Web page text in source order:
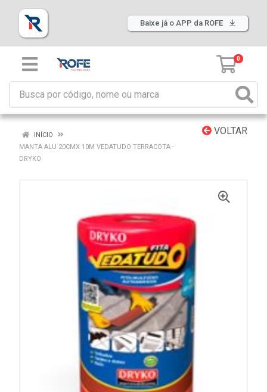
Baixe já o APP da ROFE
0
VOLTAR
INÍCIO
MANTA ALU 20CMX 10M VEDATUDO TERRACOTA -
DRYKO